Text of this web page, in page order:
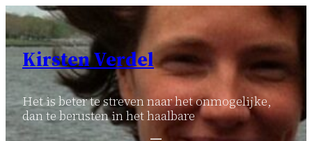
Ga
naar
inhoud
Kirsten Verdel
Het is beter te streven naar het onmogelijke,
dan te berusten in het haalbare